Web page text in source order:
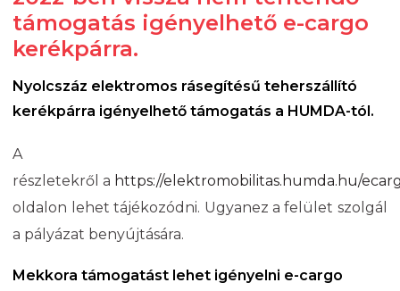
támogatás igényelhető e-cargo
kerékpárra.
Nyolcszáz elektromos rásegítésű teherszállító
kerékpárra igényelhető támogatás a HUMDA-tól.
A
részletekről a https://elektromobilitas.humda.hu/
oldalon lehet tájékozódni. Ugyanez a felület szolgál
a pályázat benyújtására.
Mekkora támogatást lehet igényelni e-cargo